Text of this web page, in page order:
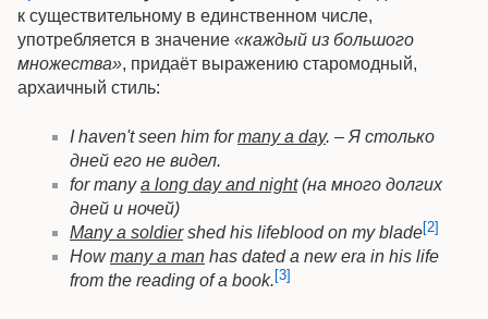
к существительному в единственном числе,
употребляется в значение «каждый из большого
множества», придаёт выражению старомодный,
архаичный стиль:
I haven't seen him formany a day. – Я столько
дней его не видел.
for manya long day and night(на много долгих
дней и ночей)
Many a soldiershed his lifeblood on my blade[2]
Howmany a man has dated a new era in his life
from the reading of a book. [3]